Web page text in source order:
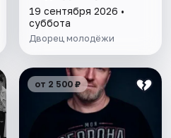
19 сентября 2026 •
суббота
Дворец молодёжи
от 2 500 ₽